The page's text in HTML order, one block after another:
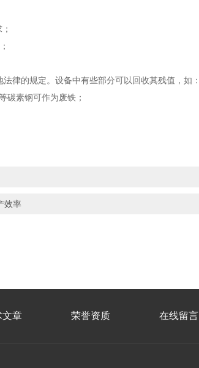
律的规定。设备中有些部分可以回收其残值，如：
素钢可作为废铁；
效率
文章 荣誉资质 在线留言